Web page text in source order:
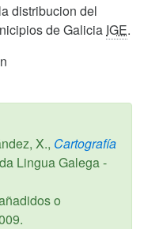
distribucion del
de Galicia IGE.
X., Cartografía
Lingua Galega -
o
.